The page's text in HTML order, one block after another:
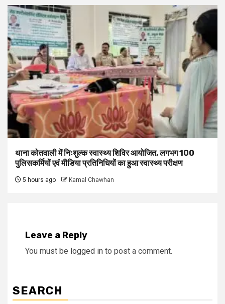
थाना कोतवाली में निःशुल्क स्वास्थ्य शिविर आयोजित, लगभग 100
पुलिसकर्मियों एवं मीडिया प्रतिनिधियों का हुआ स्वास्थ्य परीक्षण
5 hours ago Kamal Chawhan
Leave a Reply
You must be logged in to post a comment.
SEARCH